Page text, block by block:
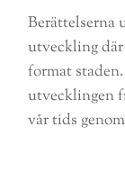
Berättelserna
utveckling
format
utvecklingen
vår tids